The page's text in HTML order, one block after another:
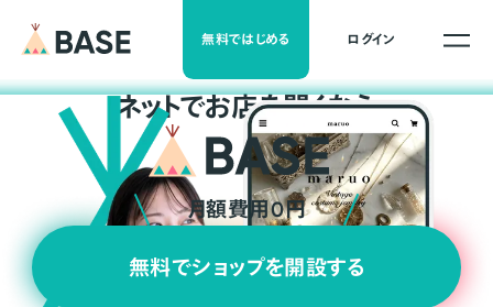
無料ではじめる ログイン
ネットでお店を開くなら
月額費用0円
無料でショップを開設する